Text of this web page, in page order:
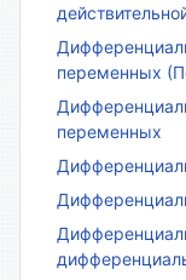
переменных
переменных